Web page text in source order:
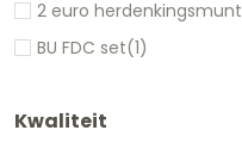
2 euro herdenkingsmunt
BU FDC set(1)
Kwaliteit